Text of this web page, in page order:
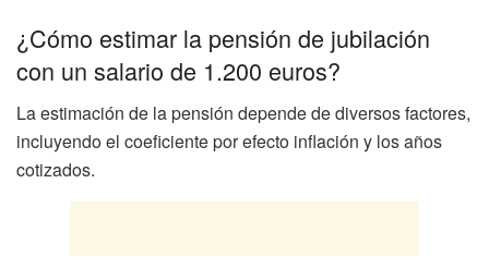
¿Cómo estimar la pensión de jubilación
con un salario de 1.200 euros?
La estimación de la pensión depende de diversos factores,
incluyendo el coeficiente por efecto inflación y los años
cotizados.